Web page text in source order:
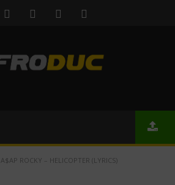
A$AP ROCKY – HELICOPTER (LYRICS)